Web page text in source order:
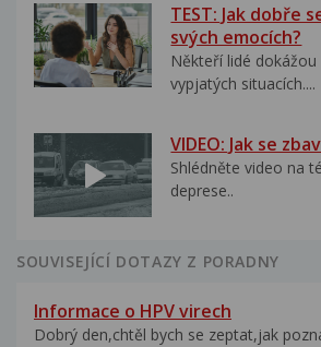
TEST: Jak dobře
svých emocích?
Někteří lidé
vypjatých situacích....
VIDEO: Jak se
Shlédněte video na
deprese..
SOUVISEJÍCÍ DOTAZY Z PORADNY
Informace o HPV virech
Dobrý den,chtěl bych se zeptat,jak